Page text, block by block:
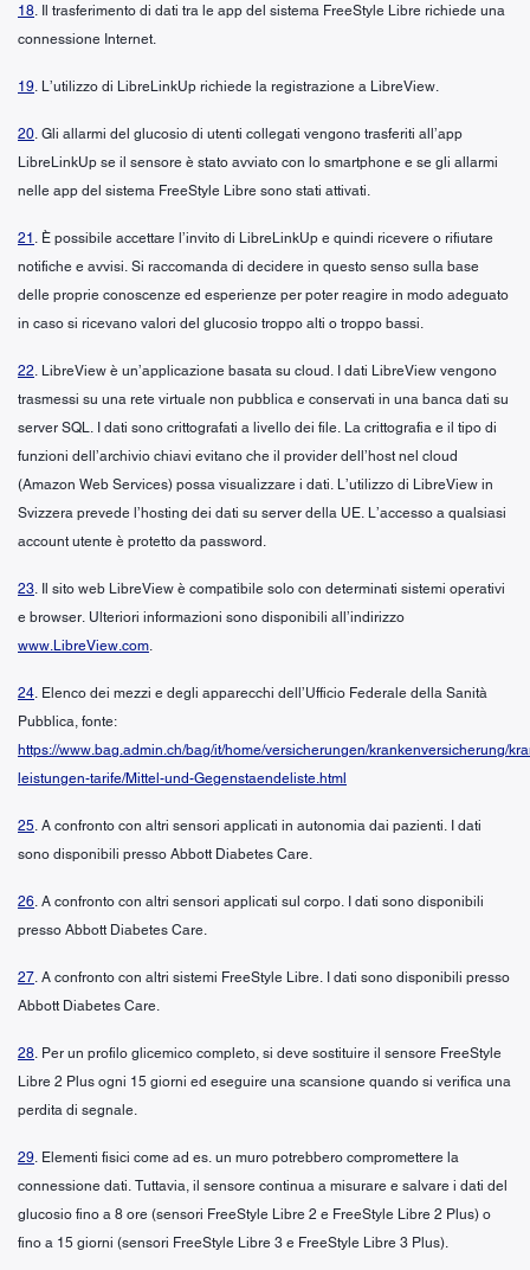
18. Il trasferimento di dati tra le app del sistema FreeStyle Libre richiede una
connessione Internet.
19. L’utilizzo di LibreLinkUp richiede la registrazione a LibreView.
20. Gli allarmi del glucosio di utenti collegati vengono trasferiti all’app
LibreLinkUp se il sensore è stato avviato con lo smartphone e se gli allarmi
nelle app del sistema FreeStyle Libre sono stati attivati.
21 . È possibile accettare l’invito di LibreLinkUp e quindi ricevere o rifiutare
notifiche e avvisi. Si raccomanda di decidere in questo senso sulla base
delle proprie conoscenze ed esperienze per poter reagire in modo adeguato
in caso si ricevano valori del glucosio troppo alti o troppo bassi.
22. LibreView è un’applicazione basata su cloud. I dati LibreView vengono
trasmessi su una rete virtuale non pubblica e conservati in una banca dati su
server SQL. I dati sono crittografati a livello dei file. La crittografia e il tipo di
funzioni dell’archivio chiavi evitano che il provider dell’host nel cloud
(Amazon Web Services) possa visualizzare i dati. L’utilizzo di LibreView in
Svizzera prevede l’hosting dei dati su server della UE. L’accesso a qualsiasi
account utente è protetto da password.
23. Il sito web LibreView è compatibile solo con determinati sistemi operativi
e browser. Ulteriori informazioni sono disponibili all’indirizzo
www.LibreView.com.
24. Elenco dei mezzi e degli apparecchi dell’Ufficio Federale della Sanità
Pubblica, fonte:
https://www.bag.admin.ch/bag/it/home/versicherungen/krankenversicherung/
leistungen-tarife/Mittel-und-Gegenstaendeliste.html
25. A confronto con altri sensori applicati in autonomia dai pazienti. I dati
sono disponibili presso Abbott Diabetes Care.
26. A confronto con altri sensori applicati sul corpo. I dati sono disponibili
presso Abbott Diabetes Care.
27. A confronto con altri sistemi FreeStyle Libre. I dati sono disponibili presso
Abbott Diabetes Care.
28. Per un profilo glicemico completo, si deve sostituire il sensore FreeStyle
Libre 2 Plus ogni 15 giorni ed eseguire una scansione quando si verifica una
perdita di segnale.
29. Elementi fisici come ad es. un muro potrebbero compromettere la
connessione dati. Tuttavia, il sensore continua a misurare e salvare i dati del
glucosio fino a 8 ore (sensori FreeStyle Libre 2 e FreeStyle Libre 2 Plus) o
fino a 15 giorni (sensori FreeStyle Libre 3 e FreeStyle Libre 3 Plus).